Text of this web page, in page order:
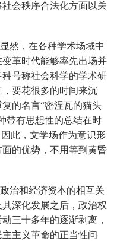
会秩序合法化方面以关
然，在各种学术场域中
革时代能够率先出场并
号称社会科学的学术研
要花很多的时间来沉
的名言“密涅瓦的猫头
带有思想性的总结在时
此，文学场作为意识形
的优势，不用等到黄昏
治和经济资本的相互关
深化发展之后，政治权
三十多年的逐渐剥离，
主义革命的正当性问